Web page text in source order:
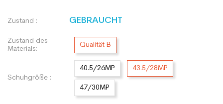
Zustand : GEBRAUCHT
Zustand des
Materials:
Qualität B
Schuhgröße :
40.5/26MP 43.5/28MP
47/30MP